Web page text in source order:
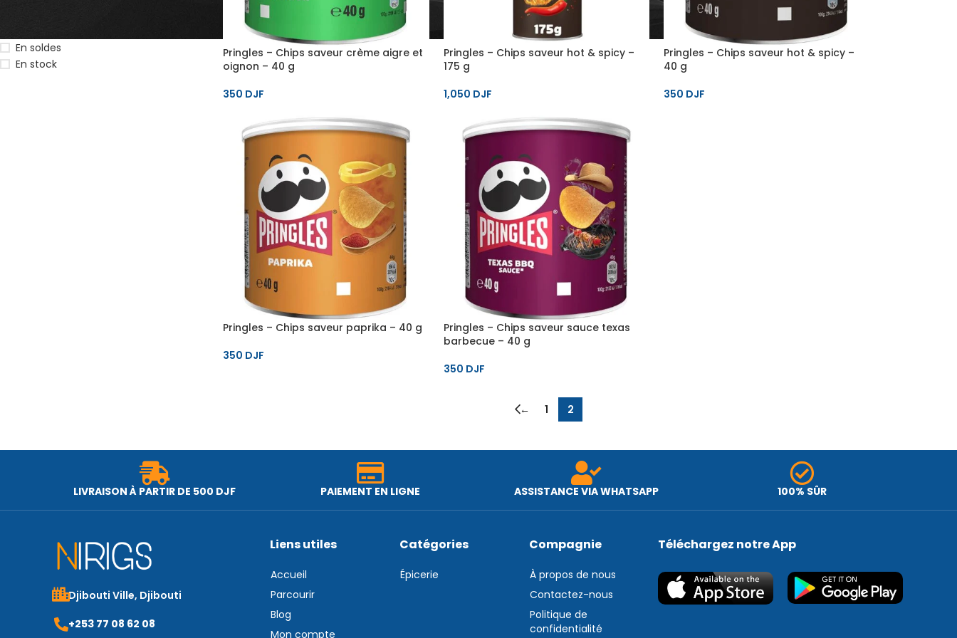
En soldes
En stock
Pringles – Chips saveur crème aigre et
oignon – 40 g
350 DJF
Pringles – Chips saveur hot & spicy –
175 g
1,050 DJF
Pringles – Chips saveur hot & spicy –
40 g
350 DJF
Pringles – Chips saveur paprika – 40 g
350 DJF
Pringles – Chips saveur sauce texas
barbecue – 40 g
350 DJF
← 1 2
LIVRAISON À PARTIR DE 500 DJF PAIEMENT EN LIGNE ASSISTANCE VIA WHATSAPP 100% SÛR
Djibouti Ville, Djibouti
+253 77 08 62 08
Liens utiles
Accueil
Parcourir
Blog
Mon compte
Catégories
Épicerie
Compagnie
À propos de nous
Contactez-nous
Politique de
confidentialité
Téléchargez notre App